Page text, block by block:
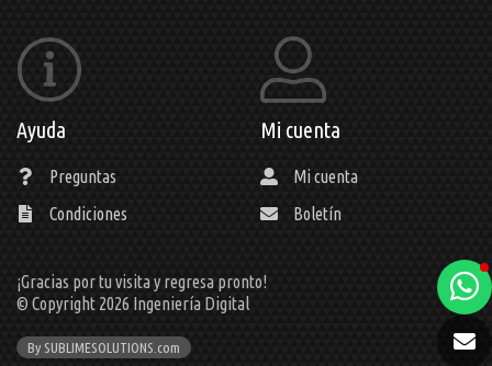
Ayuda
Preguntas
Condiciones
Mi cuenta
Mi cuenta
Boletín
¡Gracias por tu visita y regresa pronto!
© Copyright 2026 Ingeniería Digital
By SUBLIMESOLUTIONS.com